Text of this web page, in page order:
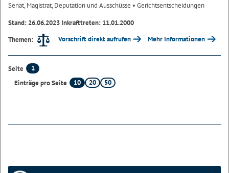
Senat, Magistrat, Deputation und Ausschüsse • Gerichtsentscheidungen
Stand: 26.06.2023 Inkrafttreten: 11.01.2000
Themen:
Vorschrift direkt aufrufen Mehr Informationen
Seite
1
Einträge pro Seite
10 20 50